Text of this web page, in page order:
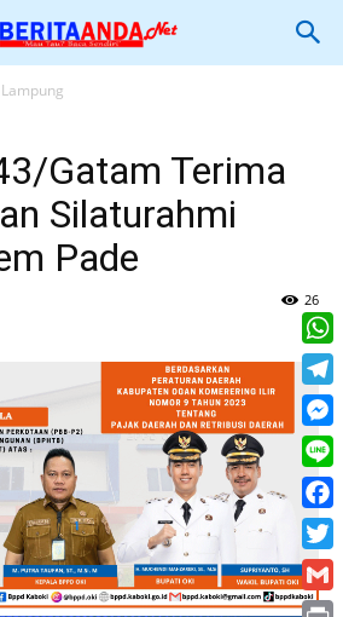
Lampung
Gatam Terima
Silaturahmi
Pade
26
Line